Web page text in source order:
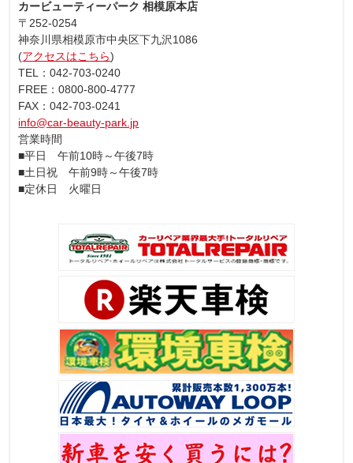
カービューティーパーク 相模原本店
〒252-0254
神奈川県相模原市中央区下九沢1086
(アクセスはこちら)
TEL：042-703-0240
FREE：0800-800-4777
FAX：042-703-0241
info@car-beauty-park.jp
営業時間
■平日 午前10時～午後7時
■土日祝 午前9時～午後7時
■定休日 火曜日